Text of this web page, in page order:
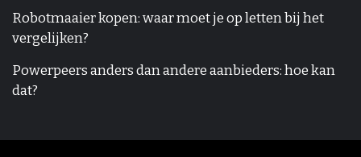
Robotmaaier kopen: waar moet je op letten bij het
vergelijken?
Powerpeers anders dan andere aanbieders: hoe kan
dat?